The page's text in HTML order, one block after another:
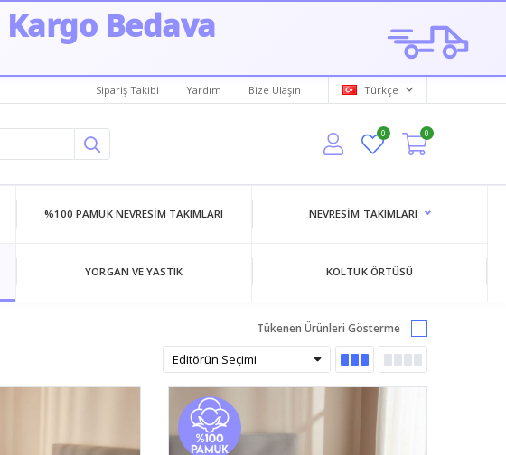
Kargo Bedava
Sipariş Takibi Yardım Bize Ulaşın Türkçe
0 0
%100 PAMUK NEVRESIM TAKIMLARI NEVRESIM TAKIMLARI
YORGAN VE YASTIK KOLTUK ÖRTÜSÜ
Tükenen Ürünleri Gösterme